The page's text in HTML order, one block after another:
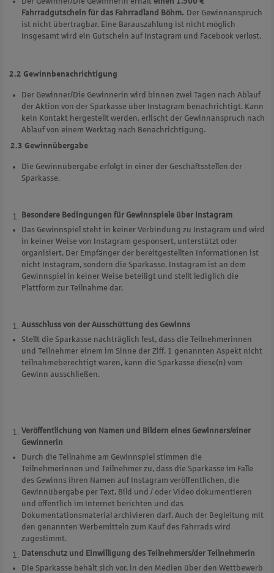
Fahrradgutschein für das Fahrradland Böhm. Der Gewinnanspruch
ist nicht übertragbar. Eine Barauszahlung ist nicht möglich
Insgesamt wird ein Gutschein auf Instagram und Facebook verlost.
2.2 Gewinnbenachrichtigung
Der Gewinner/Die Gewinnerin wird binnen zwei Tagen nach Ablauf
der Aktion von der Sparkasse über Instagram benachrichtigt. Kann
kein Kontakt hergestellt werden, erlischt der Gewinnanspruch nach
Ablauf von einem Werktag nach Benachrichtigung.
2.3 Gewinnübergabe
Die Gewinnübergabe erfolgt in einer der Geschäftsstellen der
Sparkasse.
Besondere Bedingungen für Gewinnspiele über Instagram
Das Gewinnspiel steht in keiner Verbindung zu Instagram und wird
in keiner Weise von Instagram gesponsert, unterstützt oder
organisiert. Der Empfänger der bereitgestellten Informationen ist
nicht Instagram, sondern die Sparkasse. Instagram ist an dem
Gewinnspiel in keiner Weise beteiligt und stellt lediglich die
Plattform zur Teilnahme dar.
Ausschluss von der Ausschüttung des Gewinns
Stellt die Sparkasse nachträglich fest, dass die Teilnehmerinnen
und Teilnehmer einem im Sinne der Ziff. 1 genannten Aspekt nicht
teilnahmeberechtigt waren, kann die Sparkasse diese(n) vom
Gewinn ausschließen.
Veröffentlichung von Namen und Bildern eines Gewinners/einer
Gewinnerin
Durch die Teilnahme am Gewinnspiel stimmen die
Teilnehmerinnen und Teilnehmer zu, dass die Sparkasse im Falle
des Gewinns ihren Namen auf Instagram veröffentlichen, die
Gewinnübergabe per Text, Bild und / oder Video dokumentieren
und öffentlich im Internet berichten und das
Dokumentationsmaterial archivieren darf. Auch der Begleitung mit
den genannten Werbemitteln zum Kauf des Fahrrads wird
zugestimmt.
Datenschutz und Einwilligung des Teilnehmers/der Teilnehmerin
Die Sparkasse behält sich vor, in den Medien über den Wettbewerb